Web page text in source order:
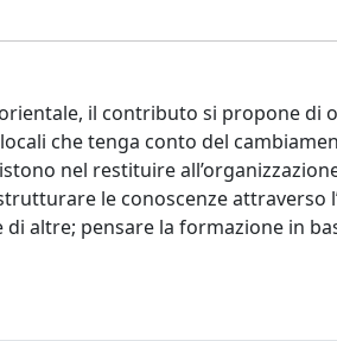
il contributo si propone di
che tenga conto del
nel restituire
le conoscenze attraverso
altre; pensare la formazione in